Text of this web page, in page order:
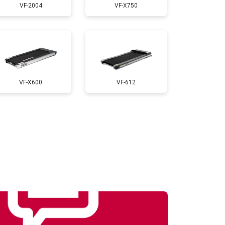
1000 ₽ Заказать
VF-2004 VF-X750
VF-X600 VF-612